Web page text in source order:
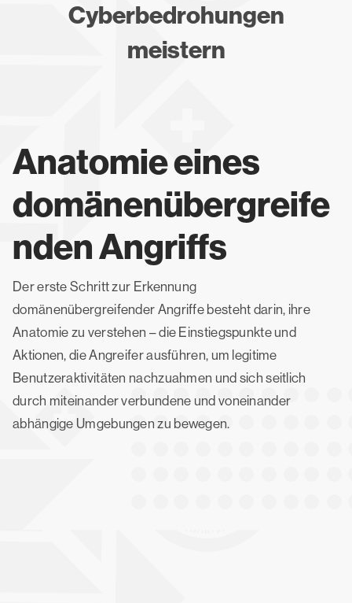
Cyberbedrohungen
meistern
Anatomie eines
domänenübergreife
nden Angriffs
Der erste Schritt zur Erkennung
domänenübergreifender Angriffe besteht darin, ihre
Anatomie zu verstehen – die Einstiegspunkte und
Aktionen, die Angreifer ausführen, um legitime
Benutzeraktivitäten nachzuahmen und sich seitlich
durch miteinander verbundene und voneinander
abhängige Umgebungen zu bewegen.